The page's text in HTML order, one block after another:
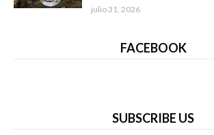
julio 31, 2026
FACEBOOK
SUBSCRIBE US